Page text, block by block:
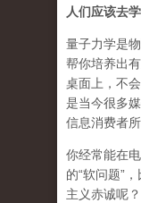
人们应该去
量子力学是
帮你培养出
桌面上，不
是当今很多
信息消费者
你经常能在
的“软问题”
主义赤诚呢